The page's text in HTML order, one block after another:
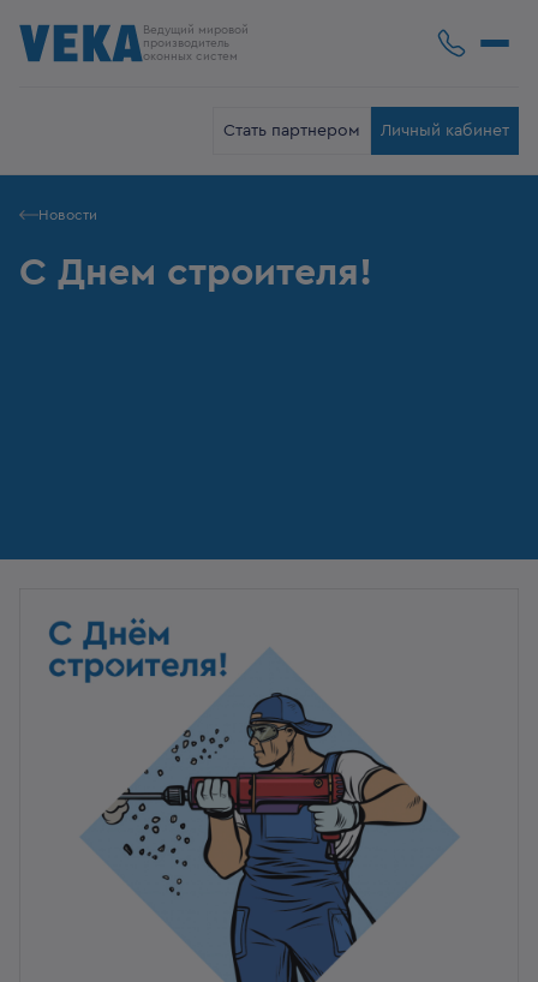
Ведущий мировой
производитель
оконных систем
Стать партнером Личный кабинет
Новости
С Днем строителя!